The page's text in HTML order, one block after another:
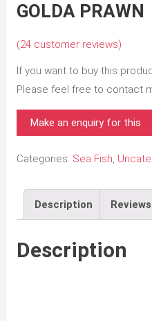
GOLDA PRAWN
(24customer reviews)
If you want to buy this
Please feel free to contact
Categories: Sea Fish,
Description
Description